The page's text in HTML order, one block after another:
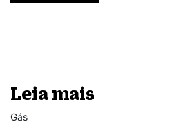
Leia mais
Gás